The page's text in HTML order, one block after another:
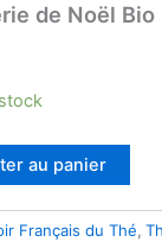
de Noël Bio
au panier
Français du Thé,